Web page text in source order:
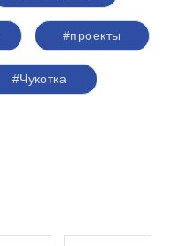
#проекты
#Чукотка